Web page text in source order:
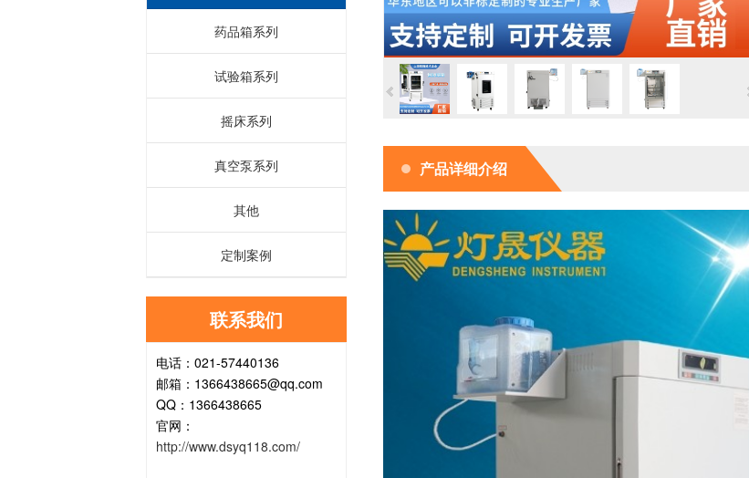
产品详细介绍
药品箱系列
试验箱系列
摇床系列
真空泵系列
其他
定制案例
联系我们
电话：021-57440136
邮箱：1366438665@qq.com
QQ：1366438665
官网：
http://www.dsyq118.com/